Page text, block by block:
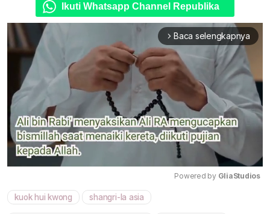
Ikuti Whatsapp Channel Republika
arrow_forward_ios Baca selengkapnya
Powered by GliaStudios
kuok hui kwong shangri-la asia